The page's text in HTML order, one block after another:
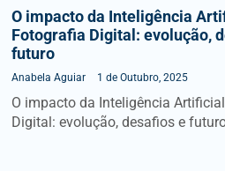
O impacto da Inteligência
Fotografia Digital: evolução,
futuro
Anabela Aguiar 1 de Outubro, 2025
O impacto da Inteligência
Digital: evolução, desafios e